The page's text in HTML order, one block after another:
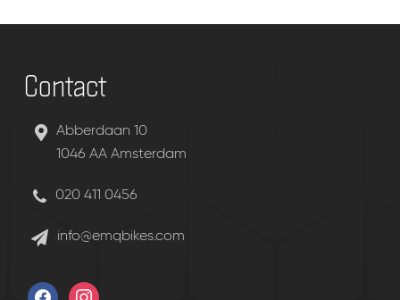
Contact
Abberdaan 10
1046 AA Amsterdam
020 411 0456
info@emqbikes.com
facebookinstagram